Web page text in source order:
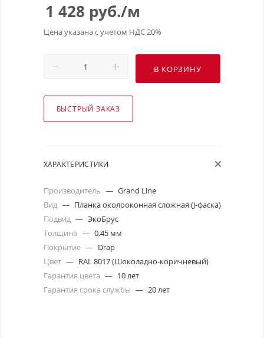
1 428 руб./м
Цена указана с учетом НДС 20%
В КОРЗИНУ
БЫСТРЫЙ ЗАКАЗ
ХАРАКТЕРИСТИКИ
Производитель — Grand Line
Вид — Планка околооконная сложная (J-фаска)
Подвид — ЭкоБрус
Толщина — 0,45 мм
Покрытие — Drap
Цвет — RAL 8017 (Шоколадно-коричневый)
Гарантия цвета — 10 лет
Гарантия срока службы — 20 лет